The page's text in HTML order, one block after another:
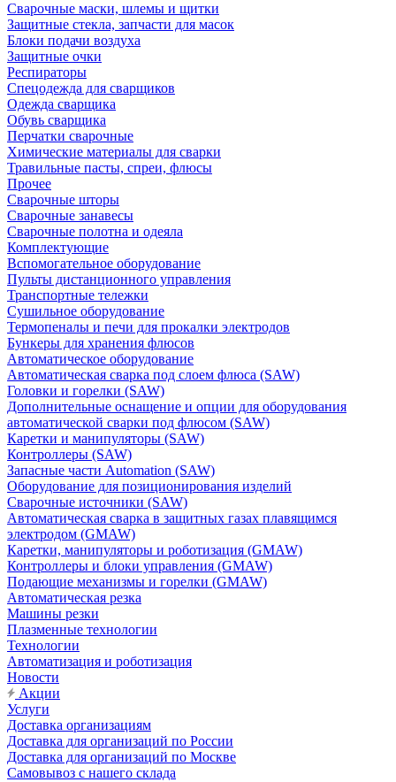
Сварочные маски, шлемы и щитки
Защитные стекла, запчасти для масок
Блоки подачи воздуха
Защитные очки
Респираторы
Спецодежда для сварщиков
Одежда сварщика
Обувь сварщика
Перчатки сварочные
Химические материалы для сварки
Травильные пасты, спреи, флюсы
Прочее
Сварочные шторы
Сварочные занавесы
Сварочные полотна и одеяла
Комплектующие
Вспомогательное оборудование
Пульты дистанционного управления
Транспортные тележки
Сушильное оборудование
Термопеналы и печи для прокалки электродов
Бункеры для хранения флюсов
Автоматическое оборудование
Автоматическая сварка под слоем флюса (SAW)
Головки и горелки (SAW)
Дополнительные оснащение и опции для оборудования
автоматической сварки под флюсом (SAW)
Каретки и манипуляторы (SAW)
Контроллеры (SAW)
Запасные части Automation (SAW)
Оборудование для позиционирования изделий
Сварочные источники (SAW)
Автоматическая сварка в защитных газах плавящимся
электродом (GMAW)
Каретки, манипуляторы и роботизация (GMAW)
Контроллеры и блоки управления (GMAW)
Подающие механизмы и горелки (GMAW)
Автоматическая резка
Машины резки
Плазменные технологии
Технологии
Автоматизация и роботизация
Новости
Акции
Услуги
Доставка организациям
Доставка для организаций по России
Доставка для организаций по Москве
Самовывоз с нашего склада